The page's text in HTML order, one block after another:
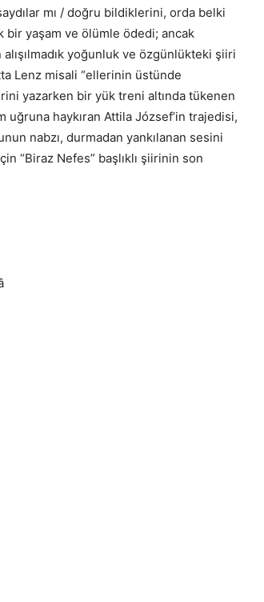
mı / doğru bildiklerini, orda belki
bir yaşam ve ölümle ödedi; ancak
yoğunluk ve özgünlükteki şiiri
Lenz misali “ellerinin üstünde
yazarken bir yük treni altında tükenen
haykıran Attila József’in trajedisi,
nabzı, durmadan yankılanan sesini
“Biraz Nefes” başlıklı şiirinin son